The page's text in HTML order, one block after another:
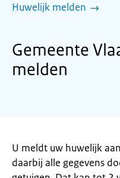
Huwelijk melden
Gemeente
melden
U meldt uw huwelijk
daarbij alle gegevens